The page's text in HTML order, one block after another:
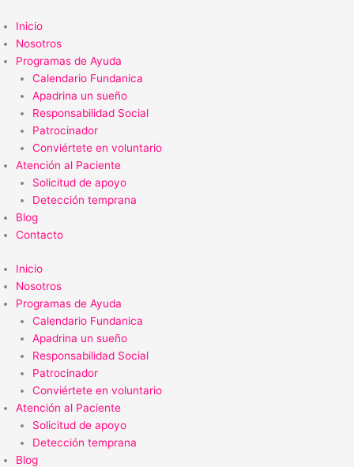
al
contenido
Inicio
Nosotros
Programas de Ayuda
Calendario Fundanica
Apadrina un sueño
Responsabilidad Social
Patrocinador
Conviértete en voluntario
Atención al Paciente
Solicitud de apoyo
Detección temprana
Blog
Contacto
Inicio
Nosotros
Programas de Ayuda
Calendario Fundanica
Apadrina un sueño
Responsabilidad Social
Patrocinador
Conviértete en voluntario
Atención al Paciente
Solicitud de apoyo
Detección temprana
Blog